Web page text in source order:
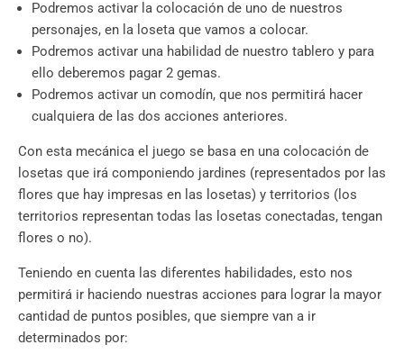
Podremos activar la colocación de uno de nuestros
personajes, en la loseta que vamos a colocar.
Podremos activar una habilidad de nuestro tablero y para
ello deberemos pagar 2 gemas.
Podremos activar un comodín, que nos permitirá hacer
cualquiera de las dos acciones anteriores.
Con esta mecánica el juego se basa en una colocación de
losetas que irá componiendo jardines (representados por las
flores que hay impresas en las losetas) y territorios (los
territorios representan todas las losetas conectadas, tengan
flores o no).
Teniendo en cuenta las diferentes habilidades, esto nos
permitirá ir haciendo nuestras acciones para lograr la mayor
cantidad de puntos posibles, que siempre van a ir
determinados por: